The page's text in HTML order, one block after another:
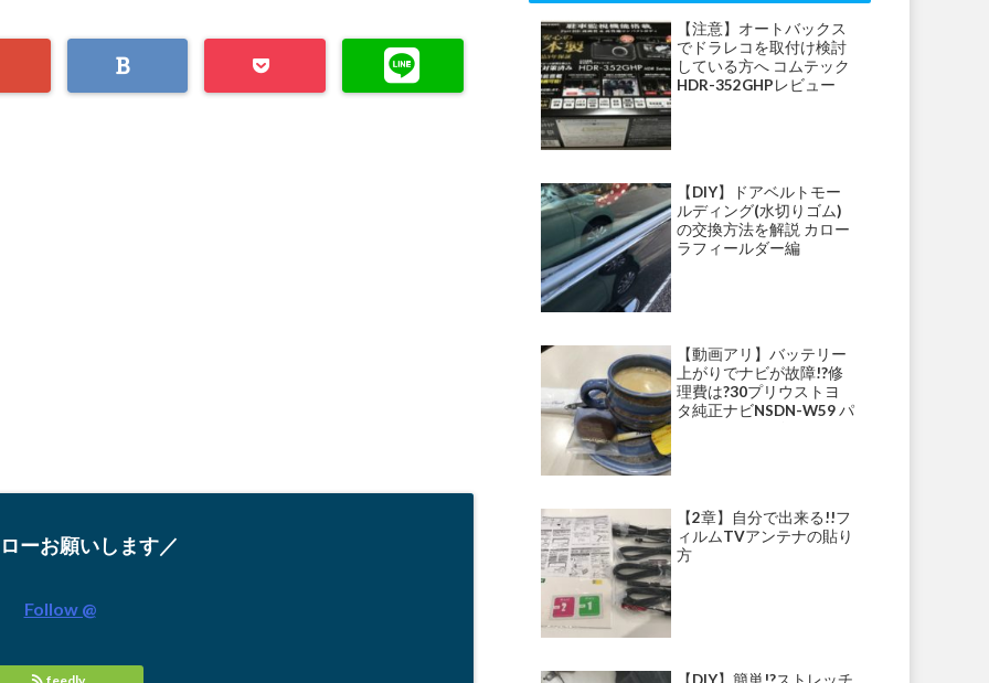
ーお願いします／
Follow @
feedly
【注意】オートバックス
でドラレコを取付け検討
している方へ コムテック
HDR-352GHPレビュー
【DIY】ドアベルトモー
ルディング(水切りゴム)
の交換方法を解説 カロー
ラフィールダー編
【動画アリ】バッテリー
上がりでナビが故障!?修
理費は?30プリウストヨ
タ純正ナビNSDN-W59 パ
【2章】自分で出来る!!フ
ィルムTVアンテナの貼り
方